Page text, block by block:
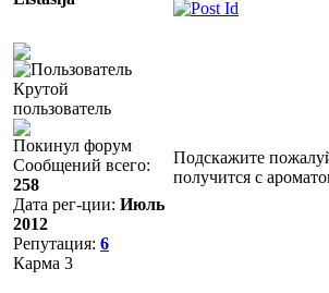
Крутой
пользователь
Покинул форум
Сообщений всего:
258
Дата рег-ции: Июль
2012
Репутация: 6
Карма 3
Подскажите
получится с